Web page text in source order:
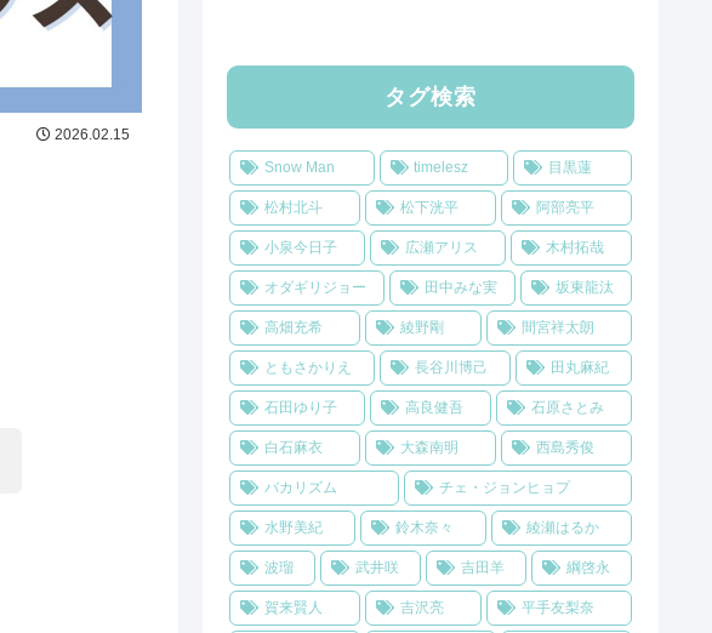
2026.02.15
タグ検索
Snow Man timelesz 目黒蓮
松村北斗 松下洸平 阿部亮平
小泉今日子 広瀬アリス 木村拓哉
オダギリジョー 田中みな実 坂東龍汰
高畑充希 綾野剛 間宮祥太朗
ともさかりえ 長谷川博己 田丸麻紀
石田ゆり子 高良健吾 石原さとみ
白石麻衣 大森南明 西島秀俊
バカリズム チェ・ジョンヒョプ
水野美紀 鈴木奈々 綾瀬はるか
波瑠 武井咲 吉田羊 綱啓永
賀来賢人 吉沢亮 平手友梨奈